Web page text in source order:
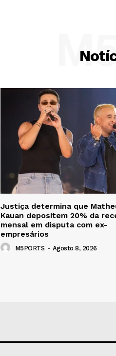
Justiça determina que
Kauan depositem 20% da
mensal em disputa com ex-
empresários
M5PORTS - Agosto 8, 2026